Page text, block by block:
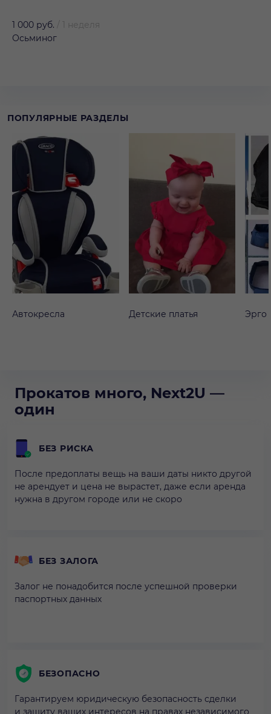
1 000 руб.
1 неделя
Осьминог
ПОПУЛЯРНЫЕ РАЗДЕЛЫ
Автокресла Детские платья Эрго
Прокатов много, Next2U —
один
БЕЗ РИСКА
После предоплаты вещь на ваши даты никто другой
не арендует и цена не вырастет, даже если аренда
нужна в другом городе или не скоро
БЕЗ ЗАЛОГА
Залог не понадобится после успешной проверки
паспортных данных
БЕЗОПАСНО
Гарантируем юридическую безопасность сделки
и защиту ваших интересов на правах независимого